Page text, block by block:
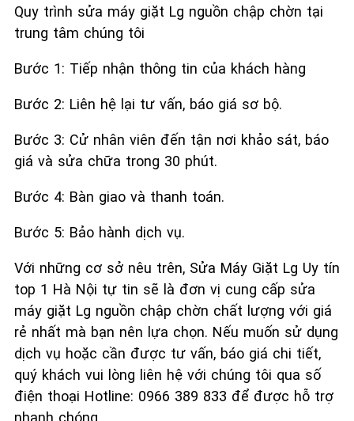
Quy trình sửa máy giặt Lg nguồn chập chờn tại
trung tâm chúng tôi
Bước 1: Tiếp nhận thông tin của khách hàng
Bước 2: Liên hệ lại tư vấn, báo giá sơ bộ.
Bước 3: Cử nhân viên đến tận nơi khảo sát, báo
giá và sửa chữa trong 30 phút.
Bước 4: Bàn giao và thanh toán.
Bước 5: Bảo hành dịch vụ.
Với những cơ sở nêu trên, Sửa Máy Giặt Lg Uy tín
top 1 Hà Nội tự tin sẽ là đơn vị cung cấp sửa
máy giặt Lg nguồn chập chờn chất lượng với giá
rẻ nhất mà bạn nên lựa chọn. Nếu muốn sử dụng
dịch vụ hoặc cần được tư vấn, báo giá chi tiết,
quý khách vui lòng liên hệ với chúng tôi qua số
điện thoại Hotline: 0966 389 833 để được hỗ trợ
nhanh chóng.